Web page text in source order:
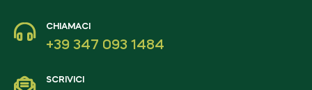
CHIAMACI
+39 347 093 1484
SCRIVICI